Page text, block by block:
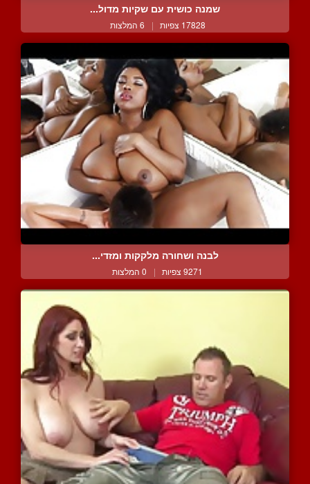
שמנה כושית עם שקיות מדול...
17828 צפיות | 6 המלצות
לבנה ושחורה מלקקות ומזדי...
9271 צפיות | 0 המלצות